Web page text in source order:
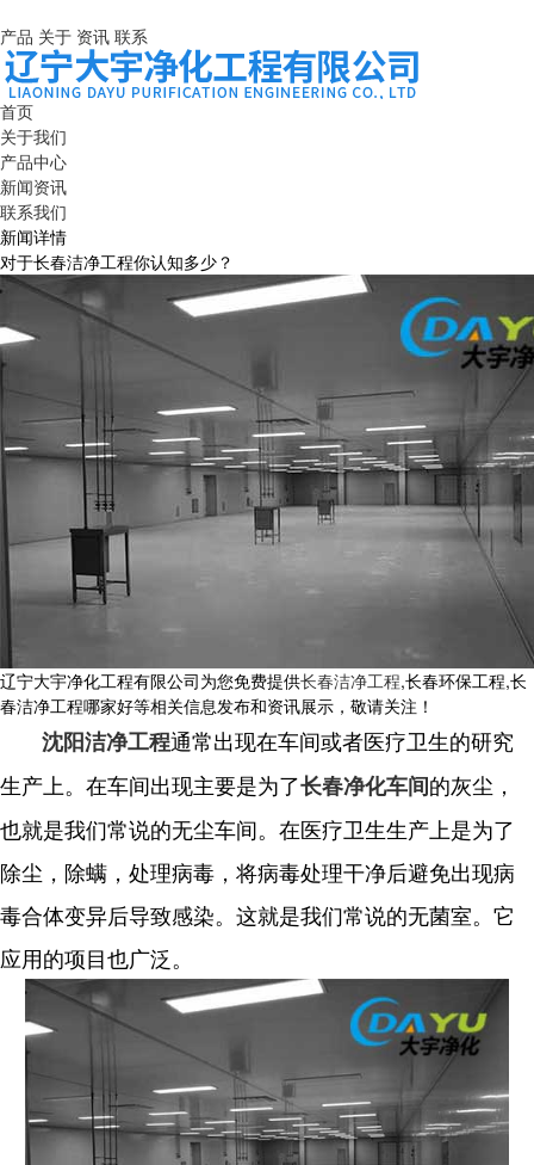
产品 关于 资讯 联系
首页
关于我们
产品中心
新闻资讯
联系我们
新闻详情
对于长春洁净工程你认知多少？
辽宁大宇净化工程有限公司为您免费提供长春洁净工程,长春环保工程,长
春洁净工程哪家好等相关信息发布和资讯展示，敬请关注！
沈阳洁净工程通常出现在车间或者医疗卫生的研究
生产上。在车间出现主要是为了长春净化车间的灰尘，
也就是我们常说的无尘车间。在医疗卫生生产上是为了
除尘，除螨，处理病毒，将病毒处理干净后避免出现病
毒合体变异后导致感染。这就是我们常说的无菌室。它
应用的项目也广泛。